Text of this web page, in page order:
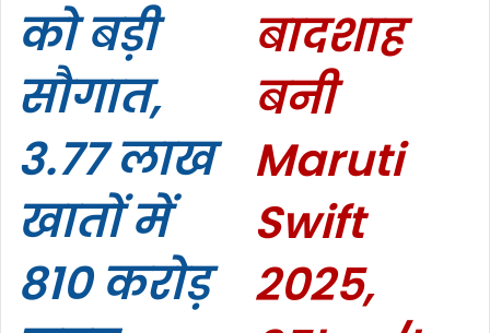
को बड़ी
सौगात,
3.77 लाख
खातों में
810 करोड़
बादशाह
बनी
Maruti
Swift
2025,